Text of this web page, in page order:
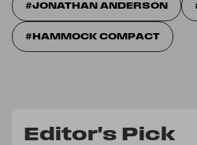
JONATHAN ANDERSON
HAMMOCK COMPACT
Editor's Pick